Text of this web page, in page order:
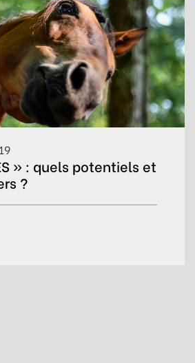
» : quels potentiels et
?